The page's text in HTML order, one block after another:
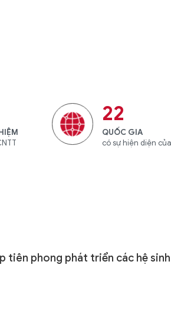
22
QUỐC GIA
có sự hiện diện
tiên phong phát triển các hệ